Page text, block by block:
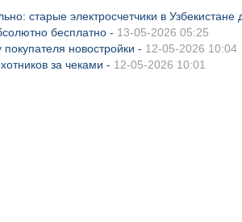
старые электросчетчики в
бесплатно - 13-05-2026 05:25
новостройки - 12-05-2026 10:04
за чеками - 12-05-2026 10:01